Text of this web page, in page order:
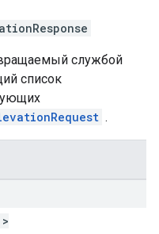
службой
список
.
>